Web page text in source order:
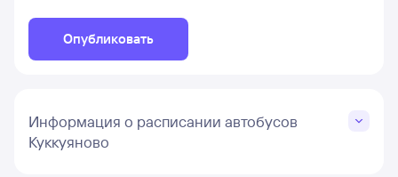
Опубликовать
Информация о расписании автобусов
Куккуяново